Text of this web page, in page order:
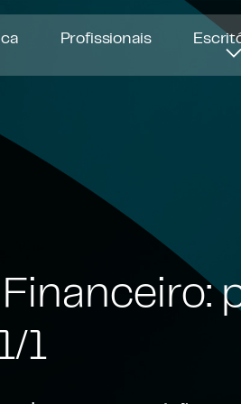
Profissionais
1